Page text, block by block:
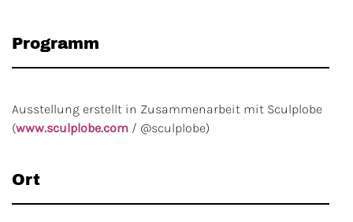
Programm
Ausstellung erstellt in Zusammenarbeit mit Sculplobe
(www.sculplobe.com / @sculplobe)
Ort